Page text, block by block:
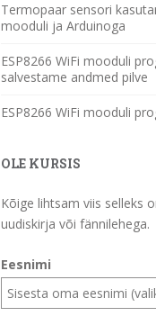
Termopaar sensori
mooduli ja Arduinoga
ESP8266 WiFi mooduli
salvestame andmed pilve
ESP8266 WiFi mooduli
OLE KURSIS
Kõige lihtsam viis selleks
uudiskirja või fännilehega.
Eesnimi